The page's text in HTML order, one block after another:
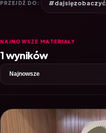
PRZEJDŹ DO: #dajsięzobaczyć
NAJNOWSZE MATERIAŁY
1 wyników